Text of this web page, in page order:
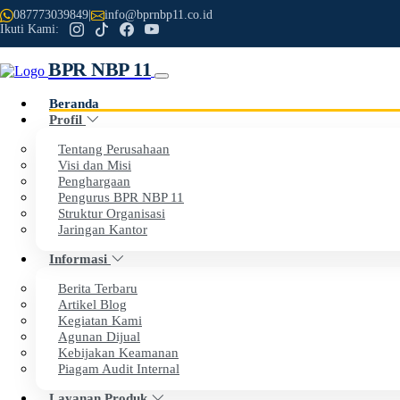
087773039849
info@bprnbp11.co.id
Ikuti Kami:
BPR NBP 11
Beranda
Profil
Tentang Perusahaan
Visi dan Misi
Penghargaan
Pengurus BPR NBP 11
Struktur Organisasi
Jaringan Kantor
Informasi
Berita Terbaru
Artikel Blog
Kegiatan Kami
Agunan Dijual
Kebijakan Keamanan
Piagam Audit Internal
Previous
Selamat Datang di Website Resmi
PT BPR NBP 11
Dengan penuh rasa syukur, kami menyampaikan apresiasi
BPR NBP 11.